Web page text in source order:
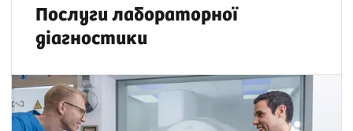
Послуги лабораторної
діагностики